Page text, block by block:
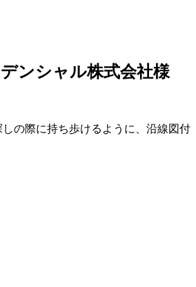
ンシャル株式会社様
の際に持ち歩けるように、沿線図付